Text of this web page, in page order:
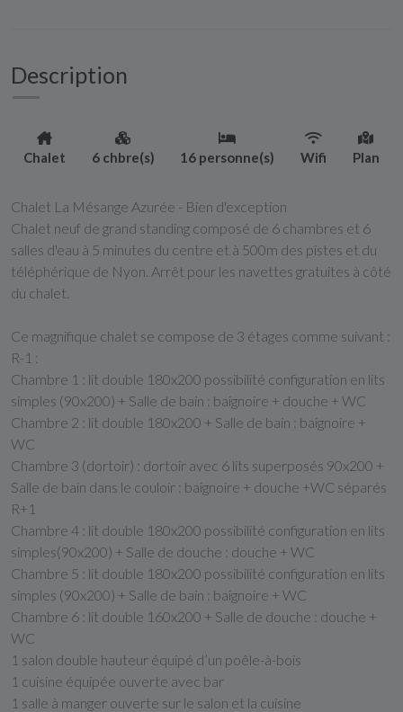
Description
Chalet 6 chbre(s) 16 personne(s) Wifi Plan
Chalet La Mésange Azurée - Bien d'exception
Chalet neuf de grand standing composé de 6 chambres et 6
salles d'eau à 5 minutes du centre et à 500m des pistes et du
téléphérique de Nyon. Arrêt pour les navettes gratuites à côté
du chalet.
Ce magnifique chalet se compose de 3 étages comme suivant :
R-1 :
Chambre 1 : lit double 180x200 possibilité configuration en lits
simples (90x200) + Salle de bain : baignoire + douche + WC
Chambre 2 : lit double 180x200 + Salle de bain : baignoire +
WC
Chambre 3 (dortoir) : dortoir avec 6 lits superposés 90x200 +
Salle de bain dans le couloir : baignoire + douche +WC séparés
R+1
Chambre 4 : lit double 180x200 possibilité configuration en lits
simples(90x200) + Salle de douche : douche + WC
Chambre 5 : lit double 180x200 possibilité configuration en lits
simples (90x200) + Salle de bain : baignoire + WC
Chambre 6 : lit double 160x200 + Salle de douche : douche +
WC
1 salon double hauteur équipé d’un poêle-à-bois
1 cuisine équipée ouverte avec bar
1 salle à manger ouverte sur le salon et la cuisine